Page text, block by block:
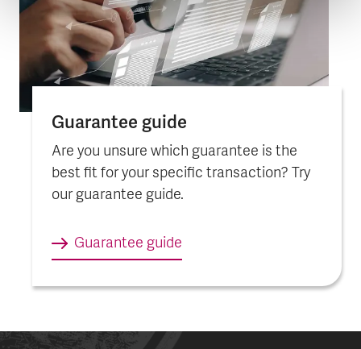
Guarantee guide
Are you unsure which guarantee is the
best fit for your specific transaction? Try
our guarantee guide.
Guarantee guide